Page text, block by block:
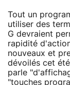
Tout un
utiliser des
G devraient
rapidité
nouveaux et
dévoilés cet
parle
"touches